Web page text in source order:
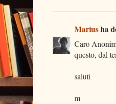
Mariusha
Caro
questo, dal
saluti
m